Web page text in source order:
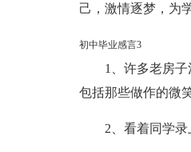
己，激情逐梦，为
初中毕业感言3
1、许多老房
包括那些做作的微
2、看着同学录